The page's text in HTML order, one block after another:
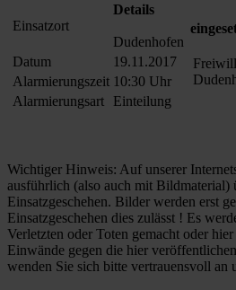
Einsatzort
Details
Dudenhofen
Datum
19.11.2017
Alarmierungszeit 10:30 Uhr
Alarmierungsart
Einteilung
Wichtiger Hinweis: Auf unserer
ausführlich (also auch mit Bildmaterial)
Einsatzgeschehen. Bilder werden erst
Einsatzgeschehen dies zulässt ! Es
Verletzten oder Toten gemacht oder
Einwände gegen die hier
wenden Sie sich bitte vertrauensvoll an